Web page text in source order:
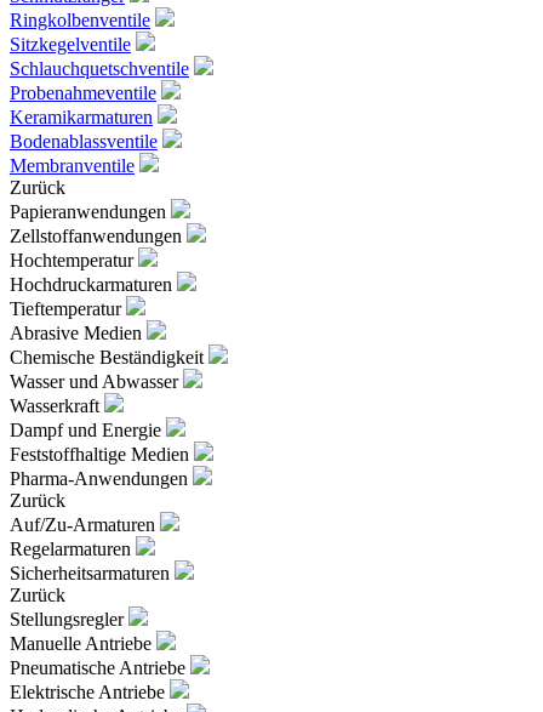
Ringkolbenventile
Sitzkegelventile
Schlauchquetschventile
Probenahmeventile
Keramikarmaturen
Bodenablassventile
Membranventile
Zurück
Papieranwendungen
Zellstoffanwendungen
Hochtemperatur
Hochdruckarmaturen
Tieftemperatur
Abrasive Medien
Chemische Beständigkeit
Wasser und Abwasser
Wasserkraft
Dampf und Energie
Feststoffhaltige Medien
Pharma-Anwendungen
Zurück
Auf/Zu-Armaturen
Regelarmaturen
Sicherheitsarmaturen
Zurück
Stellungsregler
Manuelle Antriebe
Pneumatische Antriebe
Elektrische Antriebe